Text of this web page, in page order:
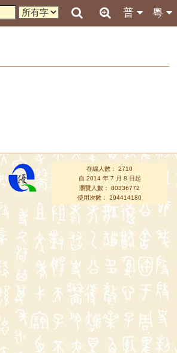
粵
普
在線人數： 2710
自 2014 年 7 月 8 日起
瀏覽人數： 80336772
使用次數： 294414180